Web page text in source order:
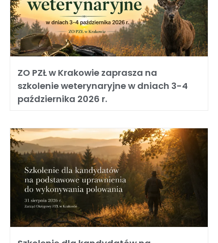
ZO PZŁ w Krakowie zaprasza na
szkolenie weterynaryjne w dniach 3-4
października 2026 r.